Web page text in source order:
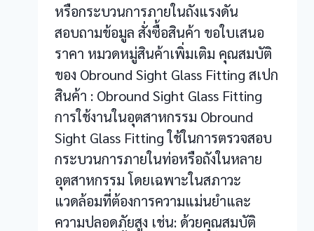
หรือกระบวนการภายในถังแรงดัน
สอบถามข้อมูล สั่งซื้อสินค้า ขอใบเสนอ
ราคา หมวดหมู่สินค้าเพิ่มเติม คุณสมบัติ
ของ Obround Sight Glass Fitting สเปก
สินค้า : Obround Sight Glass Fitting
การใช้งานในอุตสาหกรรม Obround
Sight Glass Fitting ใช้ในการตรวจสอบ
กระบวนการภายในท่อหรือถังในหลาย
อุตสาหกรรม โดยเฉพาะในสภาวะ
แวดล้อมที่ต้องการความแม่นยำและ
ความปลอดภัยสูง เช่น: ด้วยคุณสมบัติ